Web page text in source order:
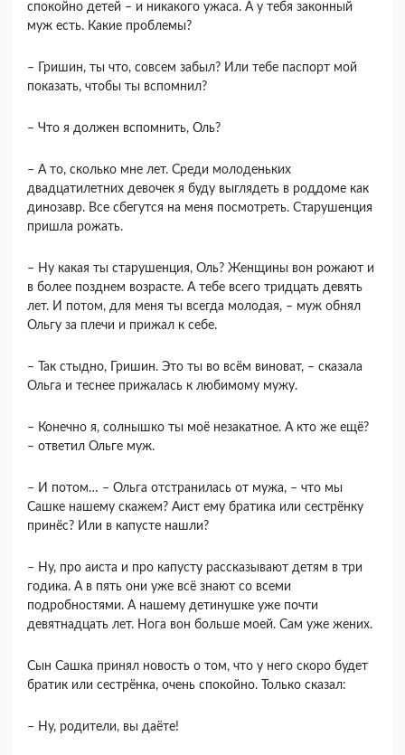
спокойно детей – и никакого ужаса. А у тебя законный
муж есть. Какие проблемы?
– Гришин, ты что, совсем забыл? Или тебе паспорт мой
показать, чтобы ты вспомнил?
– Что я должен вспомнить, Оль?
– А то, сколько мне лет. Среди молоденьких
двадцатилетних девочек я буду выглядеть в роддоме как
динозавр. Все сбегутся на меня посмотреть. Старушенция
пришла рожать.
– Ну какая ты старушенция, Оль? Женщины вон рожают и
в более позднем возрасте. А тебе всего тридцать девять
лет. И потом, для меня ты всегда молодая, – муж обнял
Ольгу за плечи и прижал к себе.
– Так стыдно, Гришин. Это ты во всём виноват, – сказала
Ольга и теснее прижалась к любимому мужу.
– Конечно я, солнышко ты моё незакатное. А кто же ещё?
– ответил Ольге муж.
– И потом… – Ольга отстранилась от мужа, – что мы
Сашке нашему скажем? Аист ему братика или сестрёнку
принёс? Или в капусте нашли?
– Ну, про аиста и про капусту рассказывают детям в три
годика. А в пять они уже всё знают со всеми
подробностями. А нашему детинушке уже почти
девятнадцать лет. Нога вон больше моей. Сам уже жених.
Сын Сашка принял новость о том, что у него скоро будет
братик или сестрёнка, очень спокойно. Только сказал:
– Ну, родители, вы даёте!